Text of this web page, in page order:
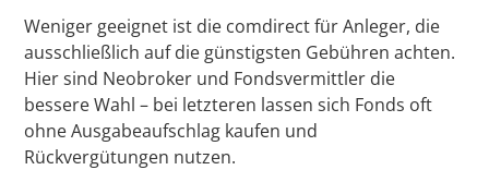
Weniger geeignet ist die comdirect für Anleger, die
ausschließlich auf die günstigsten Gebühren achten.
Hier sind Neobroker und Fondsvermittler die
bessere Wahl – bei letzteren lassen sich Fonds oft
ohne Ausgabeaufschlag kaufen und
Rückvergütungen nutzen.